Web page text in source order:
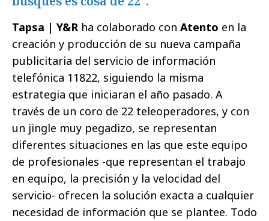
Tapsa | Y&R ha colaborado con Atento en la
creación y producción de su nueva campaña
publicitaria del servicio de información
telefónica 11822, siguiendo la misma
estrategia que iniciaran el año pasado. A
través de un coro de 22 teleoperadores, y con
un jingle muy pegadizo, se representan
diferentes situaciones en las que este equipo
de profesionales -que representan el trabajo
en equipo, la precisión y la velocidad del
servicio- ofrecen la solución exacta a cualquier
necesidad de información que se plantee. Todo